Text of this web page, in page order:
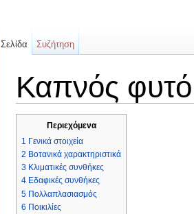
Καπνός φυτό
Περιεχόμενα
1 Γενικά στοιχεία
2 Βοτανικά χαρακτηριστικά
3 Κλιματικές συνθήκες
4 Εδαφικές συνθήκες
5 Πολλαπλασιασμός
6 Ποικιλίες
Σελίδα Συζήτηση